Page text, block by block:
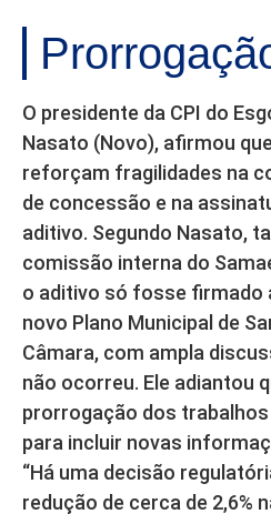
O presidente da CPI do
Nasato (Novo), afirmou
reforçam fragilidades na
de concessão e na
aditivo. Segundo Nasato,
comissão interna do
o aditivo só fosse firmado
novo Plano Municipal de
Câmara, com ampla
não ocorreu. Ele adiantou
prorrogação dos trabalhos
para incluir novas
“Há uma decisão
redução de cerca de 2,6%